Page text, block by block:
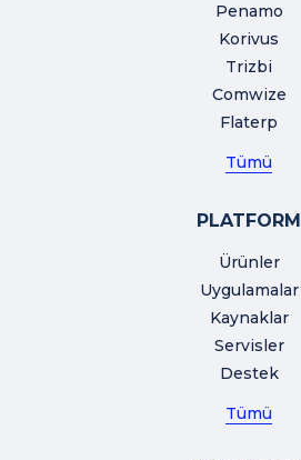
Penamo
Korivus
Trizbi
Comwize
Flaterp
Tümü
PLATFORM
Ürünler
Uygulamalar
Kaynaklar
Servisler
Destek
Tümü